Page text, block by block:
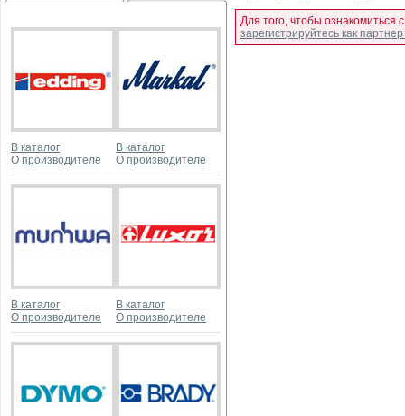
В каталог
О производителе
В каталог
О производителе
В каталог
О производителе
В каталог
О производителе
Для того, чтобы ознакомиться
зарегистрируйтесь как